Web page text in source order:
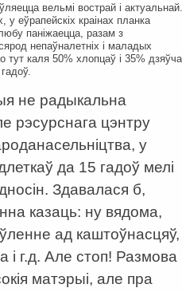
вельмі вострай і актуальнай.
еўрапейскіх краінах планка
паніжаецца, разам з
непаўналетніх і маладых
каля 50% хлопцаў і 35%
не радыкальна
рэсурснага цэнтру
у
да 15 гадоў мелі
Здавалася б,
казаць: ну вядома,
ад каштоўнасцяў,
і г.д. Але стоп! Размова
матэрыі, але пра